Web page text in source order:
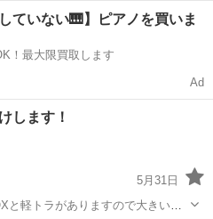
横浜市】 【埼玉一部地域】【千葉
ていない🎹】ピアノを買いま
！最大限買取します
Ad
します！
5月31日
軽トラがありますので大きいお